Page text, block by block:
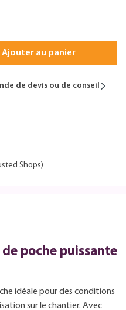
Ajouter au panier
de devis ou de conseil
Shops)
de poche puissante
idéale pour des conditions
sur le chantier. Avec